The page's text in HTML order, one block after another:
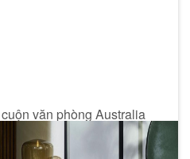
văn phòng Australia